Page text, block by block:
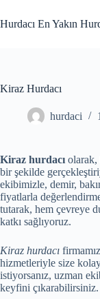
to
content
Hurdacı En Yakın
Kiraz Hurdacı
hurdaci
Kiraz hurdacı olarak,
bir şekilde
ekibimizle, demir,
fiyatlarla
tutarak, hem çevreye
katkı sağlıyoruz.
Kiraz hurdacı
hizmetleriyle size
istiyorsanız, uzman
keyfini çıkarabilirsiniz.